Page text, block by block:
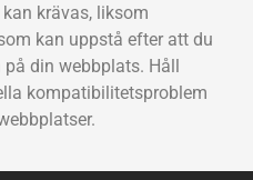
krävas, liksom
kan uppstå efter att du
din webbplats. Håll
kompatibilitetsproblem